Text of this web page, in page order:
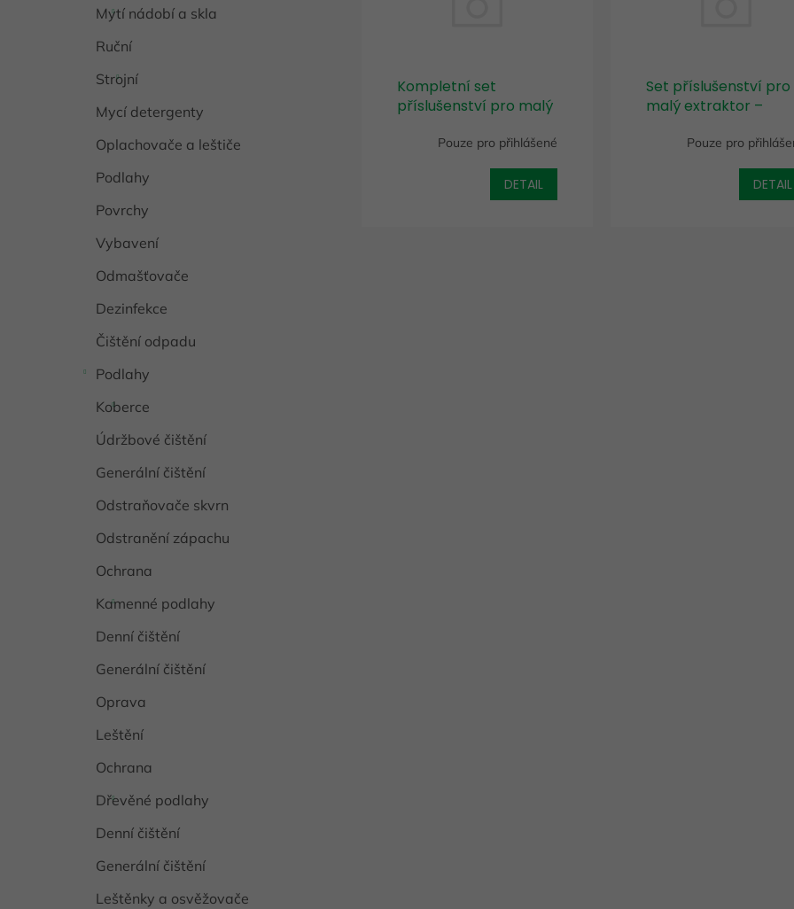
Mytí nádobí a skla
Ruční
Strojní
Mycí detergenty
Oplachovače a leštiče
Podlahy
Povrchy
Vybavení
Odmašťovače
Dezinfekce
Čištění odpadu
Podlahy
Koberce
Údržbové čištění
Generální čištění
Odstraňovače skvrn
Odstranění zápachu
Ochrana
Kamenné podlahy
Denní čištění
Generální čištění
Oprava
Leštění
Ochrana
Dřevěné podlahy
Denní čištění
Generální čištění
Leštěnky a osvěžovače
Kompletní set
příslušenství pro malý
čalouněníveškeré
potřebné příslušenství
potřebné k čalounění
Pouze pro přihlášené
DETAIL
Set příslušenství pro
malý extraktor –
Pouze pro
DETAIL